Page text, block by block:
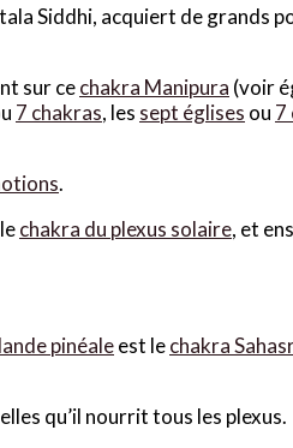
Siddhi, acquiert de grands
sur cechakra Manipura (voir
7 chakras, les sept églises ou 7
.
chakra du plexus solaire, et
pinéaleest lechakra
qu’il nourrit tous les plexus.